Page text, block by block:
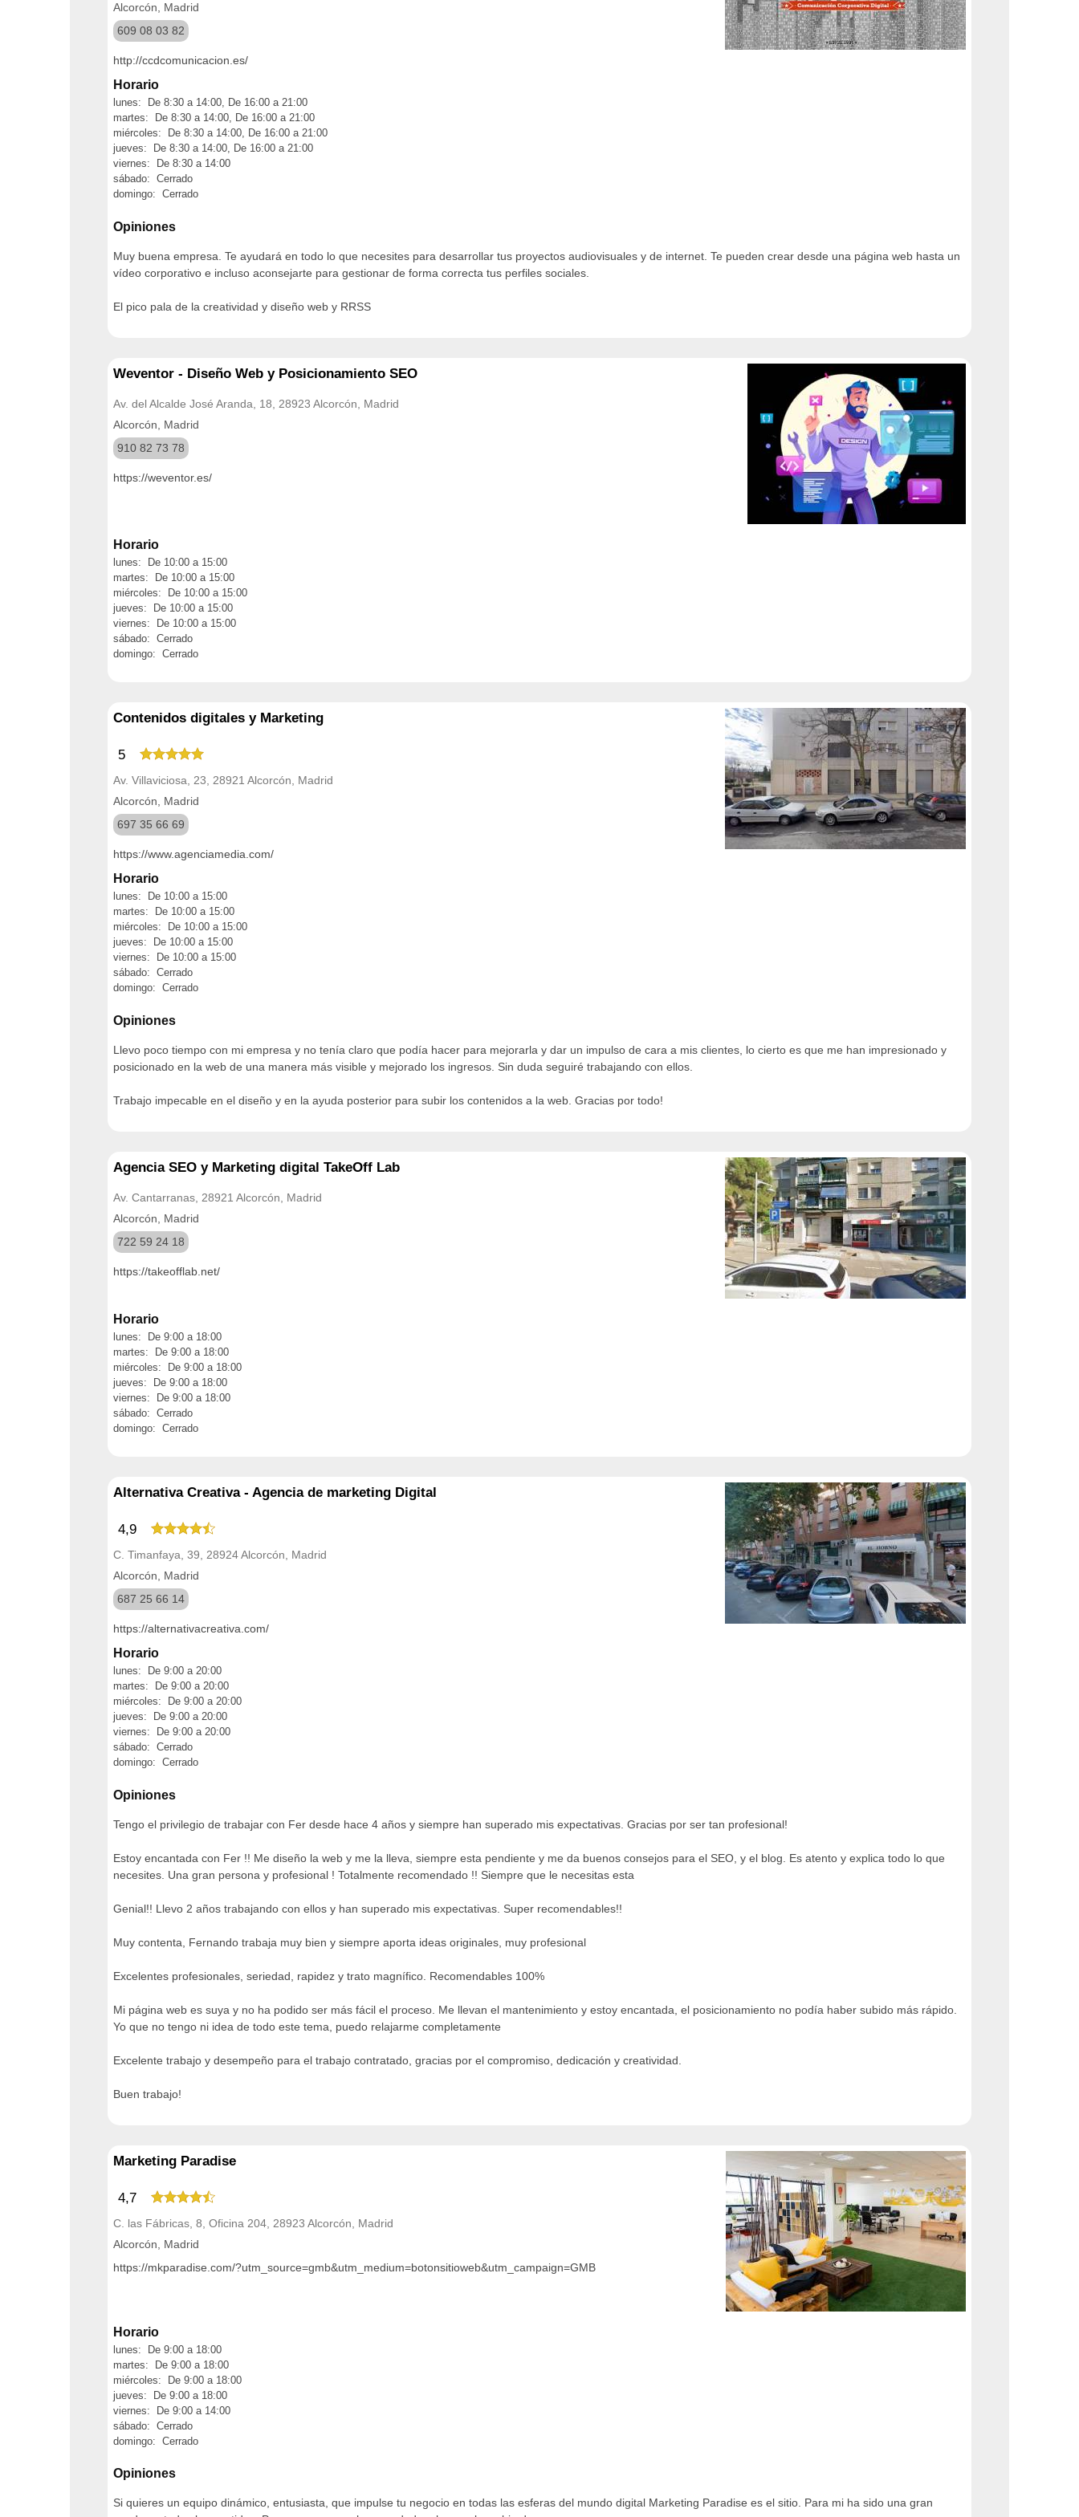
Alcorcón, Madrid
609 08 03 82
http://ccdcomunicacion.es/
Horario
lunes: De 8:30 a 14:00, De 16:00 a 21:00
martes: De 8:30 a 14:00, De 16:00 a 21:00
miércoles: De 8:30 a 14:00, De 16:00 a 21:00
jueves: De 8:30 a 14:00, De 16:00 a 21:00
viernes: De 8:30 a 14:00
sábado: Cerrado
domingo: Cerrado
Opiniones
Muy buena empresa. Te ayudará en todo lo que necesites para desarrollar tus proyectos audiovisuales y de internet. Te pueden crear desde una página web hasta un
vídeo corporativo e incluso aconsejarte para gestionar de forma correcta tus perfiles sociales.
El pico pala de la creatividad y diseño web y RRSS
Weventor - Diseño Web y Posicionamiento SEO
Av. del Alcalde José Aranda, 18, 28923 Alcorcón, Madrid
Alcorcón, Madrid
910 82 73 78
https://weventor.es/
Horario
lunes: De 10:00 a 15:00
martes: De 10:00 a 15:00
miércoles: De 10:00 a 15:00
jueves: De 10:00 a 15:00
viernes: De 10:00 a 15:00
sábado: Cerrado
domingo: Cerrado
Contenidos digitales y Marketing
5
Av. Villaviciosa, 23, 28921 Alcorcón, Madrid
Alcorcón, Madrid
697 35 66 69
https://www.agenciamedia.com/
Horario
lunes: De 10:00 a 15:00
martes: De 10:00 a 15:00
miércoles: De 10:00 a 15:00
jueves: De 10:00 a 15:00
viernes: De 10:00 a 15:00
sábado: Cerrado
domingo: Cerrado
Opiniones
Llevo poco tiempo con mi empresa y no tenía claro que podía hacer para mejorarla y dar un impulso de cara a mis clientes, lo cierto es que me han impresionado y
posicionado en la web de una manera más visible y mejorado los ingresos. Sin duda seguiré trabajando con ellos.
Trabajo impecable en el diseño y en la ayuda posterior para subir los contenidos a la web. Gracias por todo!
Agencia SEO y Marketing digital TakeOff Lab
Av. Cantarranas, 28921 Alcorcón, Madrid
Alcorcón, Madrid
722 59 24 18
https://takeofflab.net/
Horario
lunes: De 9:00 a 18:00
martes: De 9:00 a 18:00
miércoles: De 9:00 a 18:00
jueves: De 9:00 a 18:00
viernes: De 9:00 a 18:00
sábado: Cerrado
domingo: Cerrado
Alternativa Creativa - Agencia de marketing Digital
4,9
C. Timanfaya, 39, 28924 Alcorcón, Madrid
Alcorcón, Madrid
687 25 66 14
https://alternativacreativa.com/
Horario
lunes: De 9:00 a 20:00
martes: De 9:00 a 20:00
miércoles: De 9:00 a 20:00
jueves: De 9:00 a 20:00
viernes: De 9:00 a 20:00
sábado: Cerrado
domingo: Cerrado
Opiniones
Tengo el privilegio de trabajar con Fer desde hace 4 años y siempre han superado mis expectativas. Gracias por ser tan profesional!
Estoy encantada con Fer !! Me diseño la web y me la lleva, siempre esta pendiente y me da buenos consejos para el SEO, y el blog. Es atento y explica todo lo que
necesites. Una gran persona y profesional ! Totalmente recomendado !! Siempre que le necesitas esta
Genial!! Llevo 2 años trabajando con ellos y han superado mis expectativas. Super recomendables!!
Muy contenta, Fernando trabaja muy bien y siempre aporta ideas originales, muy profesional
Excelentes profesionales, seriedad, rapidez y trato magnífico. Recomendables 100%
Mi página web es suya y no ha podido ser más fácil el proceso. Me llevan el mantenimiento y estoy encantada, el posicionamiento no podía haber subido más rápido.
Yo que no tengo ni idea de todo este tema, puedo relajarme completamente
Excelente trabajo y desempeño para el trabajo contratado, gracias por el compromiso, dedicación y creatividad.
Buen trabajo!
Marketing Paradise
4,7
C. las Fábricas, 8, Oficina 204, 28923 Alcorcón, Madrid
Alcorcón, Madrid
https://mkparadise.com/?utm_source=gmb&utm_medium=botonsitioweb&utm_campaign=GMB
Horario
lunes: De 9:00 a 18:00
martes: De 9:00 a 18:00
miércoles: De 9:00 a 18:00
jueves: De 9:00 a 18:00
viernes: De 9:00 a 14:00
sábado: Cerrado
domingo: Cerrado
Opiniones
Si quieres un equipo dinámico, entusiasta, que impulse tu negocio en todas las esferas del mundo digital Marketing Paradise es el sitio. Para mi ha sido una gran